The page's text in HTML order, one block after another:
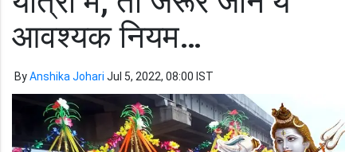
आवश्यक नियम…
ByAnshika Johari Jul 5, 2022, 08:00 IST